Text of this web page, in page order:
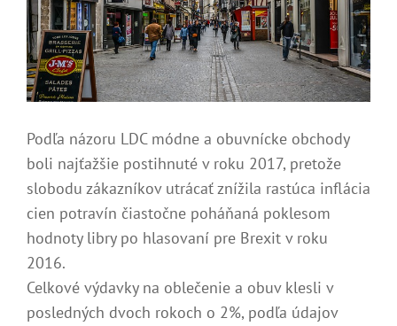
Podľa názoru LDC módne a obuvnícke obchody
boli najťažšie postihnuté v roku 2017, pretože
slobodu zákazníkov utrácať znížila rastúca inflácia
cien potravín čiastočne poháňaná poklesom
hodnoty libry po hlasovaní pre Brexit v roku
2016.
Celkové výdavky na oblečenie a obuv klesli v
posledných dvoch rokoch o 2%, podľa údajov